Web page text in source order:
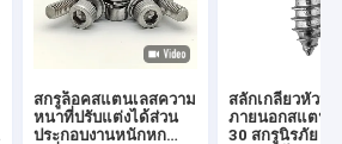
สกรูล็อคสแตนเลสความ
หนาที่ปรับแต่งได้ส่วน
ประกอบงานหนักหก
สลักเกลียวหัวห
ภายนอกสแตนเ
30 สกรูนิรภัย ค